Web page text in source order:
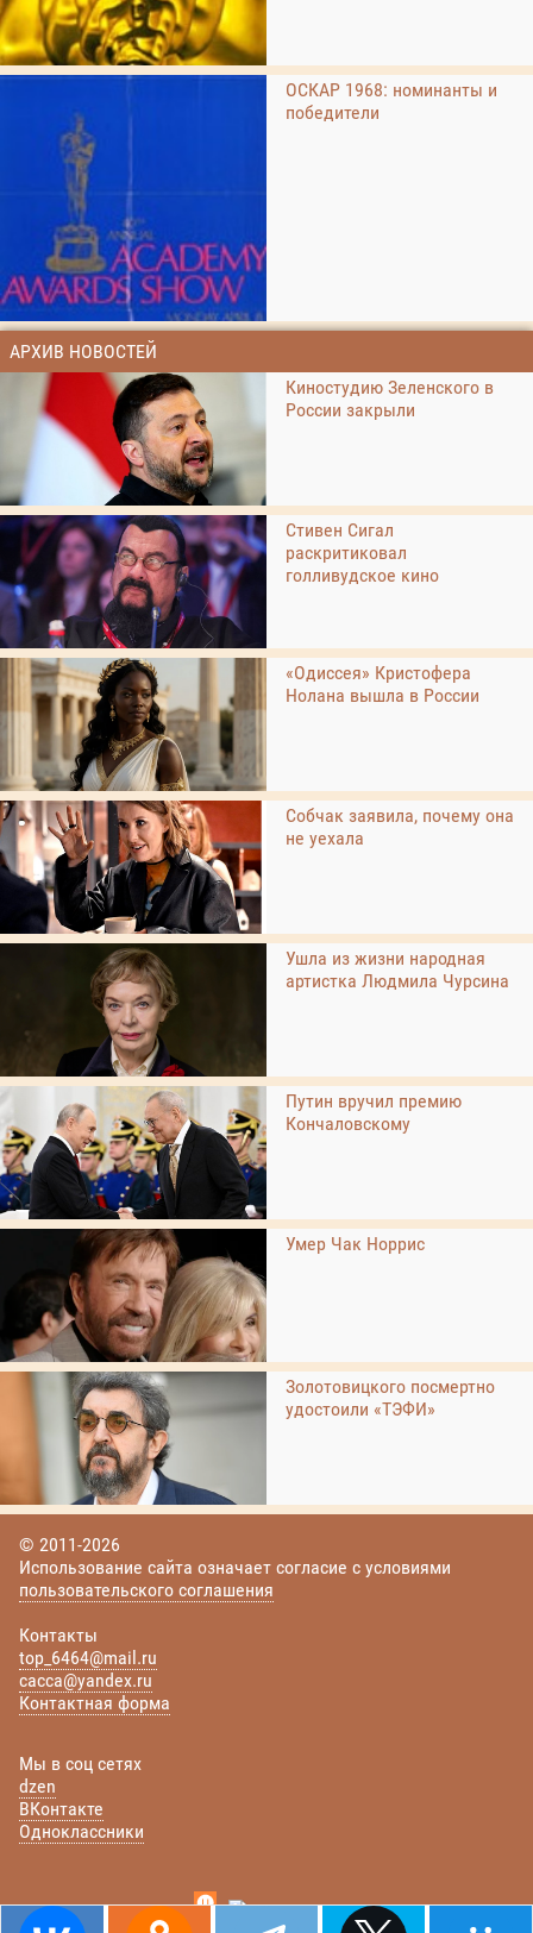
ОСКАР 1968: номинанты и
победители
АРХИВ НОВОСТЕЙ
Киностудию Зеленского в
России закрыли
Стивен Сигал
раскритиковал
голливудское кино
«Одиссея» Кристофера
Нолана вышла в России
Собчак заявила, почему она
не уехала
Ушла из жизни народная
артистка Людмила Чурсина
Путин вручил премию
Кончаловскому
Умер Чак Норрис
Золотовицкого посмертно
удостоили «ТЭФИ»
© 2011-2026
Использование сайта означает согласие с условиями
пользовательского соглашения
Контакты
top_6464@mail.ru
cacca@yandex.ru
Контактная форма
Мы в соц сетях
dzen
ВКонтакте
Одноклассники